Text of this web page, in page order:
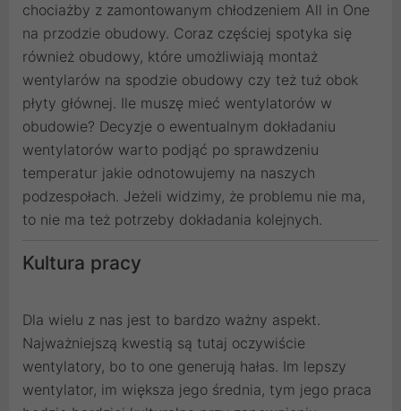
chociażby z zamontowanym chłodzeniem All in One
na przodzie obudowy. Coraz częściej spotyka się
również obudowy, które umożliwiają montaż
wentylarów na spodzie obudowy czy też tuż obok
płyty głównej. Ile muszę mieć wentylatorów w
obudowie? Decyzje o ewentualnym dokładaniu
wentylatorów warto podjąć po sprawdzeniu
temperatur jakie odnotowujemy na naszych
podzespołach. Jeżeli widzimy, że problemu nie ma,
to nie ma też potrzeby dokładania kolejnych.
Kultura pracy
Dla wielu z nas jest to bardzo ważny aspekt.
Najważniejszą kwestią są tutaj oczywiście
wentylatory, bo to one generują hałas. Im lepszy
wentylator, im większa jego średnia, tym jego praca